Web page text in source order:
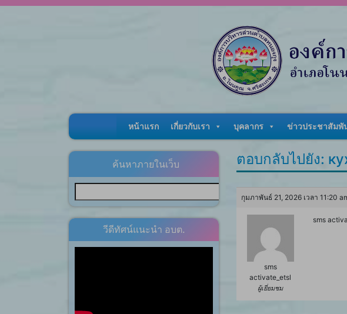
หน้าแรก เกี่ยวกับเรา บุคลากร ข่าวประชาสัมพั
ค้นหาภายในเว็บ
วีดีทัศน์แนะนำ อบต.
ตอบกลับไปยัง:
กุมภาพันธ์ 21, 2026 เวลา 11:20
sms
activate_etsl
ผู้เยี่ยมชม
sms